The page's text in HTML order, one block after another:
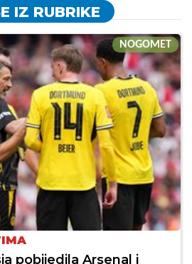
IZ RUBRIKE
NOGOMET
pobijedila Arsenal i